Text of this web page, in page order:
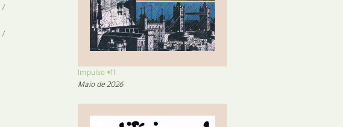
Impulso #11
Maio de 2026